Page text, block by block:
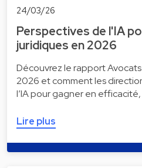
24/03/26
Perspectives de l'IA
juridiques en 2026
Découvrez le rapport
2026 et comment les
l’IA pour gagner en
Lire plus